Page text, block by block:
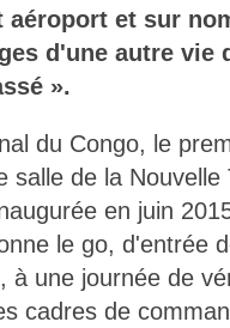
et sur
d'une autre vie
».
du Congo, le
salle de la Nouvelle
en juin
le go, d'entrée
à une journée de
cadres de